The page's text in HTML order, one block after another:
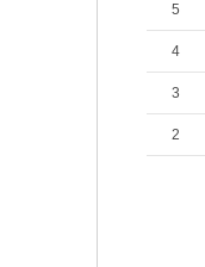
5
4
3
2